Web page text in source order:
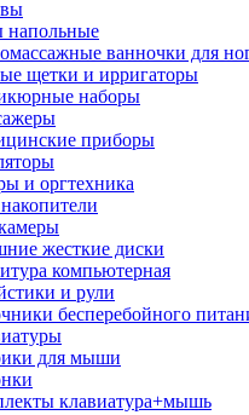
напольные
ванночки для
щетки и ирригаторы
наборы
приборы
и оргтехника
жесткие диски
компьютерная
и рули
бесперебойного
для мыши
клавиатура+мышь